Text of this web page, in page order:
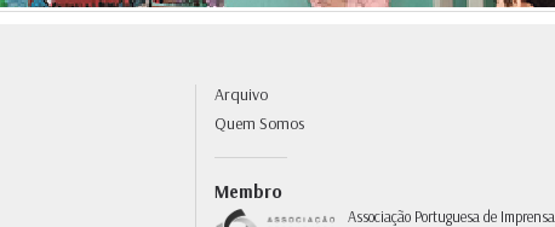
Arquivo
Quem Somos
Membro
Associação Portuguesa de Imprensa